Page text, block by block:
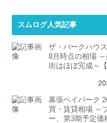
スムログ人気記事
ザ・パークハウ
8月時点の相場 ～
街はほぼ完成～
幕張ベイパーク
買・賃貸相場 ～
ー、第3期予定価